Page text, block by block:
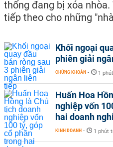
thống đang bị xóa
tiếp theo cho những
Khối ngoại
phiên giải
CHỨNG KHOÁN - 1
Huấn Hoa
nghiệp vốn
hai doanh
KINH DOANH - 1 phút